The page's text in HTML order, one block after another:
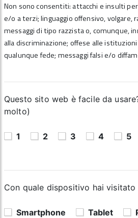
Non sono consentiti: attacchi e insulti
e/o a terzi; linguaggio offensivo, volgare,
messaggi di tipo razzista o, comunque,
alla discriminazione; offese alle
qualunque fede; messaggi falsi e/o
Questo sito web è facile da
molto)
1 2 3 4 5
Con quale dispositivo hai
Smartphone Tablet